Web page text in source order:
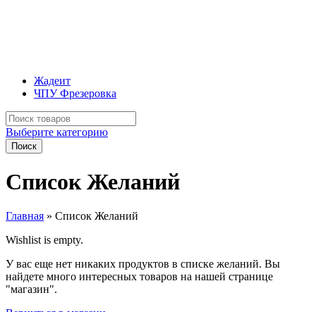
Жадеит
ЧПУ Фрезеровка
Искать:
Выберите категорию
Поиск
Список Желаний
Главная » Список Желаний
Wishlist is empty.
У вас еще нет никаких продуктов в списке желаний. Вы
найдете много интересных товаров на нашей странице
"магазин".